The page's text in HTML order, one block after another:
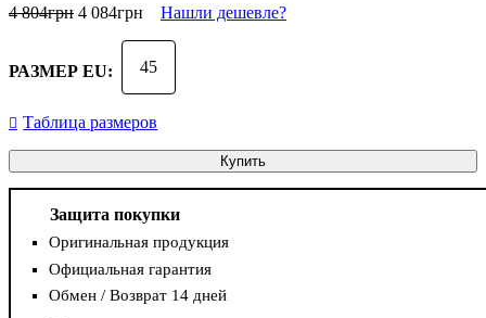
4 804грн 4 084грн Нашли дешевле?
РАЗМЕР EU: 45
Таблица размеров
Купить
Защита покупки
Оригинальная продукция
Официальная гарантия
Обмен / Возврат 14 дней